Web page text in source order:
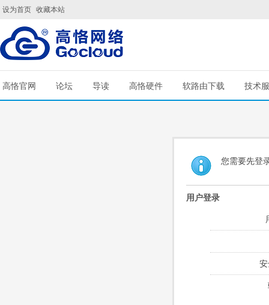
设为首页 收藏本站
高恪官网 论坛 导读 高恪硬件 软路由下载 技术
您需要先登
用户登录